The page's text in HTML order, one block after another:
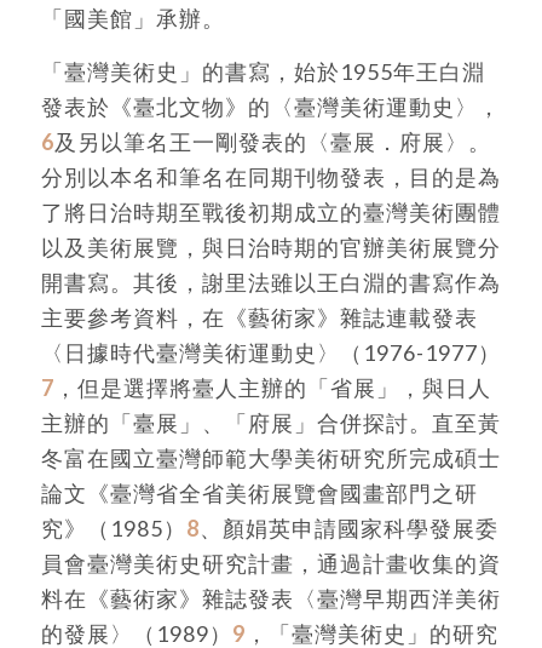
「國美館」承辦。
「臺灣美術史」的書寫，始於1955年王白淵
發表於《臺北文物》的〈臺灣美術運動史〉，
6及另以筆名王一剛發表的〈臺展．府展〉。
分別以本名和筆名在同期刊物發表，目的是為
了將日治時期至戰後初期成立的臺灣美術團體
以及美術展覽，與日治時期的官辦美術展覽分
開書寫。其後，謝里法雖以王白淵的書寫作為
主要參考資料，在《藝術家》雜誌連載發表
〈日據時代臺灣美術運動史〉（1976-1977）
7 ，但是選擇將臺人主辦的「省展」，與日人
主辦的「臺展」、「府展」合併探討。直至黃
冬富在國立臺灣師範大學美術研究所完成碩士
論文《臺灣省全省美術展覽會國畫部門之研
究》（1985） 8、顏娟英申請國家科學發展委
員會臺灣美術史研究計畫，通過計畫收集的資
料在《藝術家》雜誌發表〈臺灣早期西洋美術
的發展〉（1989） 9 ，「臺灣美術史」的研究